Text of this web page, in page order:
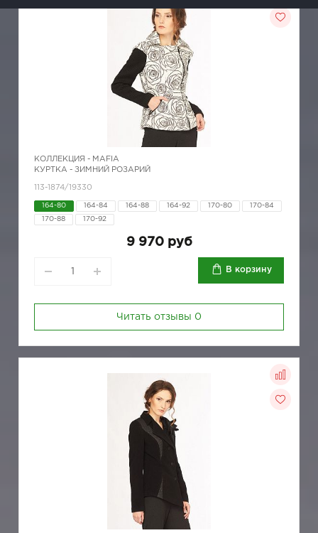
КОЛЛЕКЦИЯ - MAFIA
КУРТКА - ЗИМНИЙ РОЗАРИЙ
113-1874/19330
164-80 164-84 164-88 164-92 170-80 170-84
170-88 170-92
9 970 руб
В корзину
Читать отзывы 0